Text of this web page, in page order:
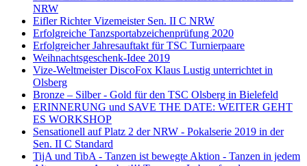
NRW
Eifler Richter Vizemeister Sen. II C NRW
Erfolgreiche Tanzsportabzeichenprüfung 2020
Erfolgreicher Jahresauftakt für TSC Turnierpaare
Weihnachtsgeschenk-Idee 2019
Vize-Weltmeister DiscoFox Klaus Lustig unterrichtet in
Olsberg
Bronze – Silber - Gold für den TSC Olsberg in Bielefeld
ERINNERUNG und SAVE THE DATE: WEITER GEHT
ES WORKSHOP
Sensationell auf Platz 2 der NRW - Pokalserie 2019 in der
Sen. II C Standard
TijA und TibA - Tanzen ist bewegte Aktion - Tanzen in jedem